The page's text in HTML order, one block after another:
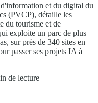
et du digital du
(PVCP), détaille les
du tourisme et de
exploite un parc de plus
sur près de 340 sites en
passer ses projets IA à
de lecture